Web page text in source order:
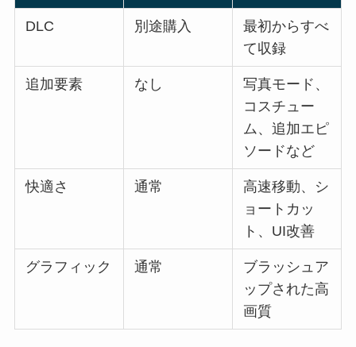
DLC 別途購入
最初からすべ
て収録
追加要素 なし
写真モード、
コスチュー
ム、追加エピ
ソードなど
快適さ 通常
高速移動、シ
ョートカッ
ト、UI改善
グラフィック 通常
ブラッシュア
ップされた高
画質